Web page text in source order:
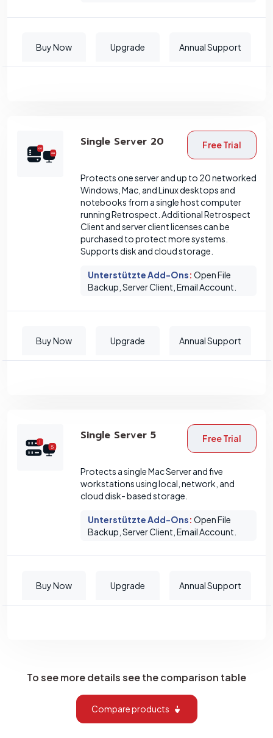
Buy Now Upgrade Annual Support
Single Server 20 Free Trial
Protects one server and up to 20 networked
Windows, Mac, and Linux desktops and
notebooks from a single host computer
running Retrospect. Additional Retrospect
Client and server client licenses can be
purchased to protect more systems.
Supports disk and cloud storage.
Unterstützte Add-Ons: Open File
Backup, Server Client, Email Account.
Buy Now Upgrade Annual Support
Single Server 5 Free Trial
Protects a single Mac Server and five
workstations using local, network, and
cloud disk- based storage.
Unterstützte Add-Ons: Open File
Backup, Server Client, Email Account.
Buy Now Upgrade Annual Support
To see more details see the comparison table
Compare products